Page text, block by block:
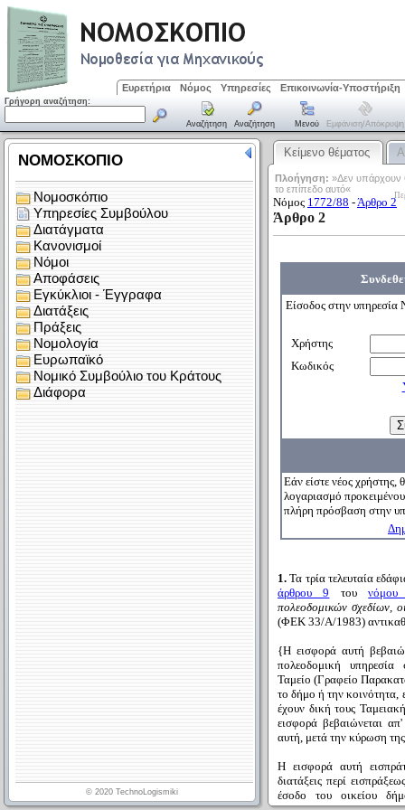
Ευρετήρια Νόμος Υπηρεσίες Επικοινωνία-Υποστήριξη
Γρήγορη αναζήτηση:
Αναζήτηση Αναζήτηση Μενού Εμφάνιση/απόκρυψη
Κείμενο θέματος